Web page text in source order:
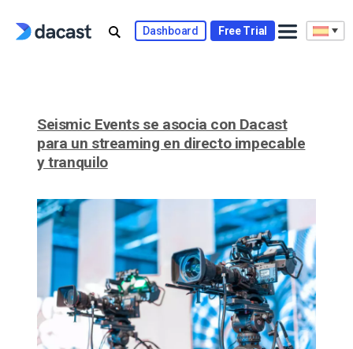
Dashboard Free Trial
Seismic Events se asocia con Dacast
para un streaming en directo impecable
y tranquilo